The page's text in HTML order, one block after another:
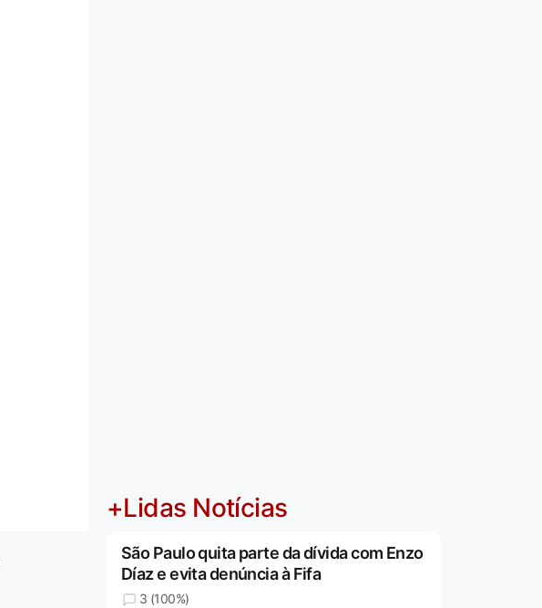
+Lidas Notícias
São Paulo quita parte da dívida com Enzo
Díaz e evita denúncia à Fifa
3 (100%)